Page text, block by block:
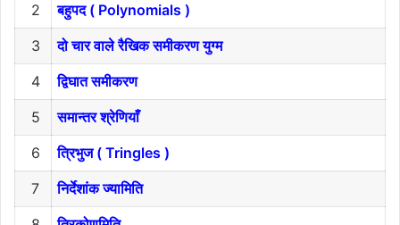
2
बहुपद ( Polynomials )
3
दो चार वाले रैखिक समीकरण युग्म
4
द्विघात समीकरण
5
समान्तर श्रेणियाँ
6
त्रिभुज ( Tringles )
7
निर्देशांक ज्यामिति